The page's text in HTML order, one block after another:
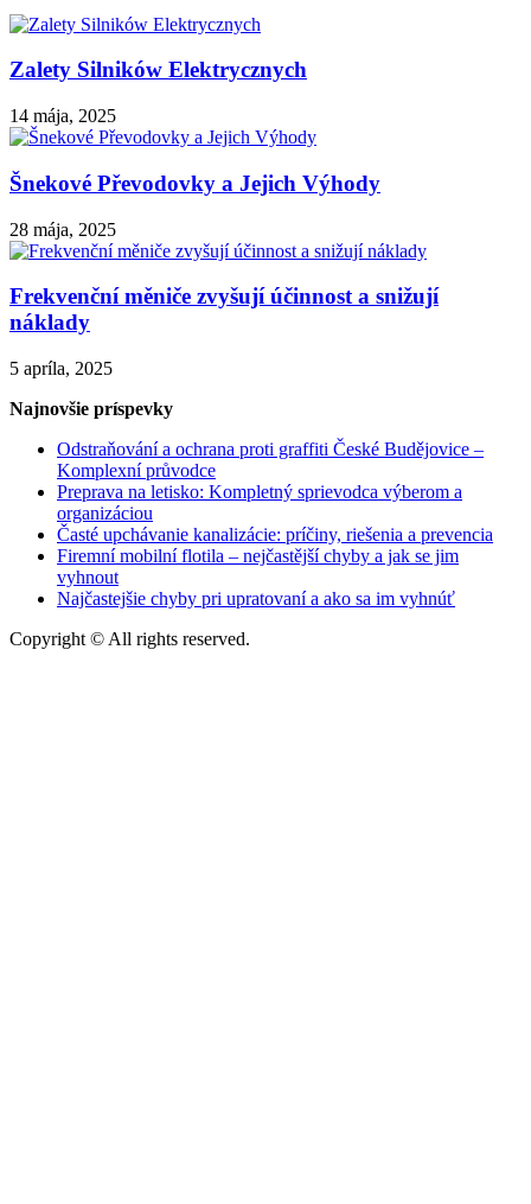
Zalety Silników Elektrycznych
14 mája, 2025
Šnekové Převodovky a Jejich Výhody
28 mája, 2025
Frekvenční měniče zvyšují účinnost a snižují
náklady
5 apríla, 2025
Najnovšie príspevky
Odstraňování a ochrana proti graffiti České Budějovice –
Komplexní průvodce
Preprava na letisko: Kompletný sprievodca výberom a
organizáciou
Časté upchávanie kanalizácie: príčiny, riešenia a prevencia
Firemní mobilní flotila – nejčastější chyby a jak se jim
vyhnout
Najčastejšie chyby pri upratovaní a ako sa im vyhnúť
Copyright © All rights reserved.